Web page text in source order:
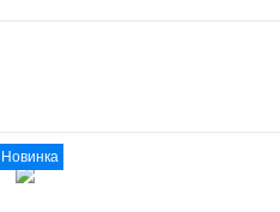
Новинка